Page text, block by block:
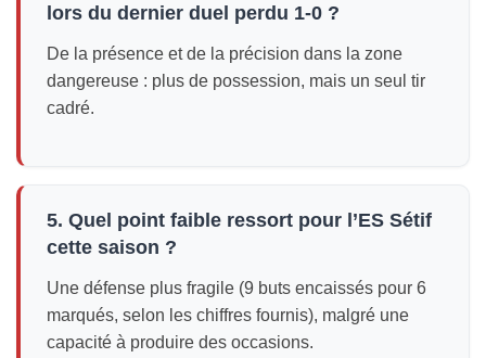
lors du dernier duel perdu 1-0 ?
De la présence et de la précision dans la zone
dangereuse : plus de possession, mais un seul tir
cadré.
5. Quel point faible ressort pour l’ES Sétif
cette saison ?
Une défense plus fragile (9 buts encaissés pour 6
marqués, selon les chiffres fournis), malgré une
capacité à produire des occasions.